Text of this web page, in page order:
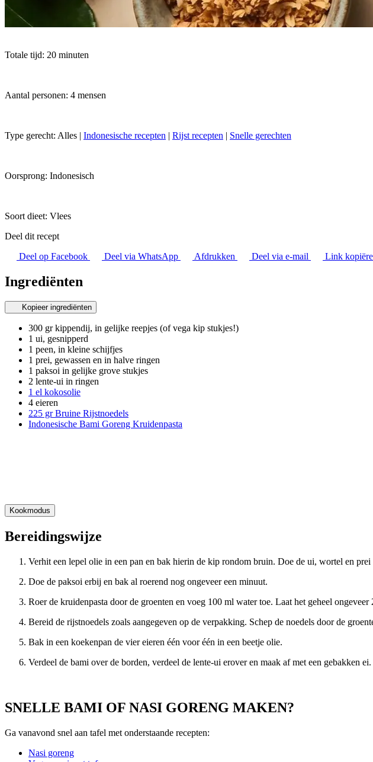
Totale tijd: 20 minuten
Aantal personen: 4 mensen
Type gerecht: Alles | Indonesische recepten | Rijst recepten | Snelle gerechten
Oorsprong: Indonesisch
Soort dieet: Vlees
Deel dit recept
Deel op Facebook
Deel via WhatsApp Afdrukken Deel via e-mail Link
Ingrediënten
Kopieer ingrediënten
300 gr kippendij, in gelijke reepjes (of vega kip stukjes!)
1 ui, gesnipperd
1 peen, in kleine schijfjes
1 prei, gewassen en in halve ringen
1 paksoi in gelijke grove stukjes
2 lente-ui in ringen
1 el kokosolie
4 eieren
225 gr Bruine Rijstnoedels
Indonesische Bami Goreng Kruidenpasta
Kookmodus
Bereidingswijze
Verhit een lepel olie in een pan en bak hierin de kip rondom bruin. Doe de ui, wortel en
Doe de paksoi erbij en bak al roerend nog ongeveer een minuut.
Roer de kruidenpasta door de groenten en voeg 100 ml water toe. Laat het geheel
Bereid de rijstnoedels zoals aangegeven op de verpakking. Schep de noedels door de
Bak in een koekenpan de vier eieren één voor één in een beetje olie.
Verdeel de bami over de borden, verdeel de lente-ui erover en maak af met een gebakken ei.
SNELLE BAMI OF NASI GORENG MAKEN?
Ga vanavond snel aan tafel met onderstaande recepten:
Nasi goreng